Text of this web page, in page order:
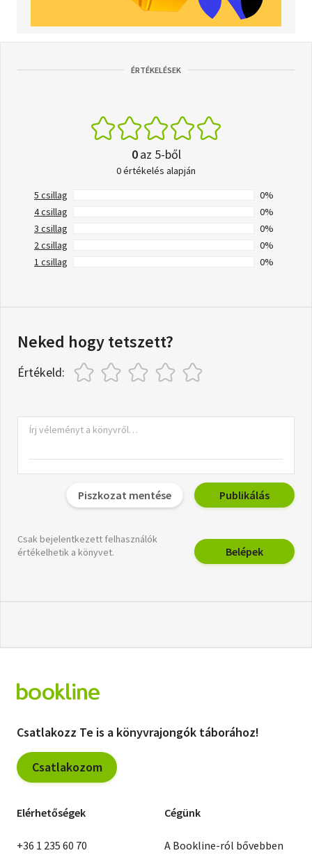
ÉRTÉKELÉSEK
0az 5-ből
0 értékelés alapján
5 csillag
0%
4 csillag
0%
3 csillag
0%
2 csillag
0%
1 csillag
0%
Neked hogy tetszett?
Értékeld:
Piszkozat mentése Publikálás
Csak bejelentkezett felhasználók
értékelhetik a könyvet.
Belépek
Csatlakozz Te is a könyvrajongók táborához!
Csatlakozom
Elérhetőségek
+36 1 235 60 70
Cégünk
A Bookline-ról bővebben